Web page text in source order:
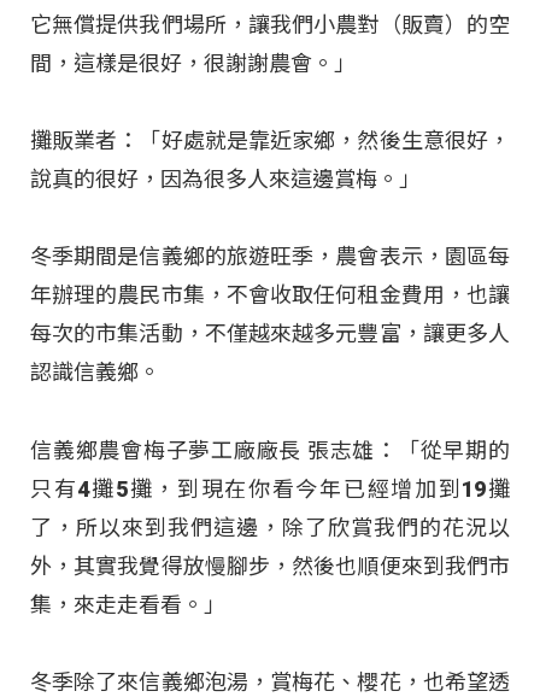
它無償提供我們場所，讓我們小農對（販賣）的空
間，這樣是很好，很謝謝農會。」
攤販業者：「好處就是靠近家鄉，然後生意很好，
說真的很好，因為很多人來這邊賞梅。」
冬季期間是信義鄉的旅遊旺季，農會表示，園區每
年辦理的農民市集，不會收取任何租金費用，也讓
每次的市集活動，不僅越來越多元豐富，讓更多人
認識信義鄉。
信義鄉農會梅子夢工廠廠長 張志雄：「從早期的
只有4攤5攤，到現在你看今年已經增加到19攤
了，所以來到我們這邊，除了欣賞我們的花況以
外，其實我覺得放慢腳步，然後也順便來到我們市
集，來走走看看。」
冬季除了來信義鄉泡湯，賞梅花、櫻花，也希望透